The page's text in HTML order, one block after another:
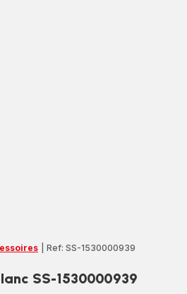
Ref: SS-1530000939
SS-1530000939